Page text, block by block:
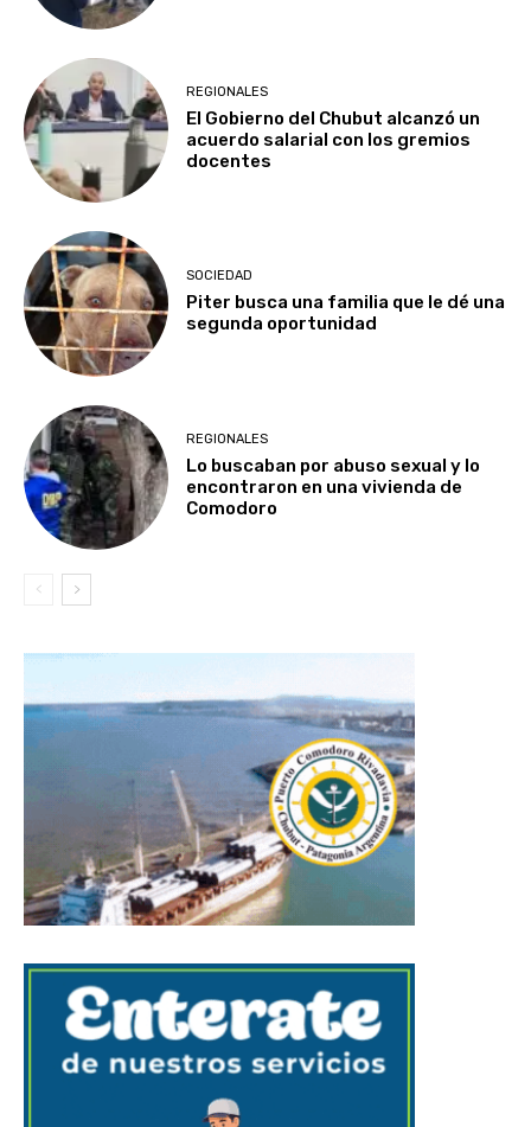
REGIONALES
El Gobierno del Chubut alcanzó un
acuerdo salarial con los gremios
docentes
SOCIEDAD
Piter busca una familia que le dé una
segunda oportunidad
REGIONALES
Lo buscaban por abuso sexual y lo
encontraron en una vivienda de
Comodoro